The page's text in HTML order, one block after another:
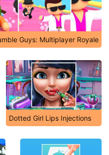
Guys: Multiplayer Royale
Dotted Girl Lips Injections